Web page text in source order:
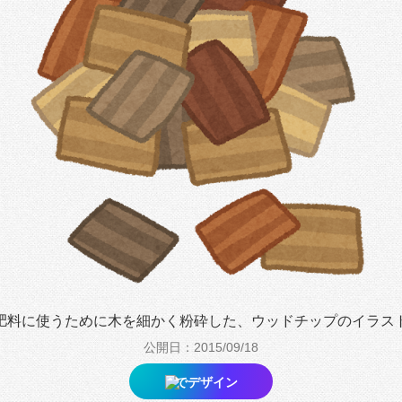
料に使うために木を細かく粉砕した、ウッドチップのイラス
公開日：2015/09/18
でデザイン